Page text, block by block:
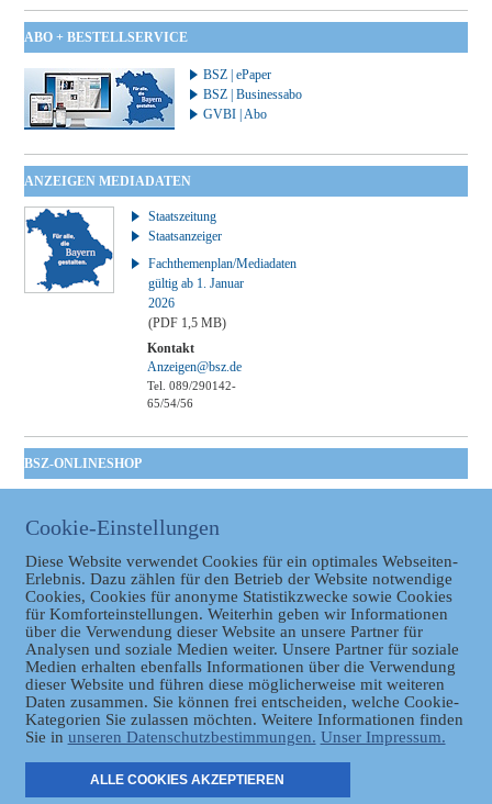
ABO + BESTELLSERVICE
BSZ | ePaper
BSZ | Businessabo
GVBI | Abo
ANZEIGEN MEDIADATEN
Staatszeitung
Staatsanzeiger
Fachthemenplan/Mediadaten
gültig ab 1. Januar
2026
(PDF 1,5 MB)
Kontakt
Anzeigen@bsz.de
Tel. 089/290142-
65/54/56
BSZ-ONLINESHOP
Taschenbuch
GVBl | Einbanddecke
Datenschutz
Cookie-Einstellungen
Diese Website verwendet Cookies für ein optimales Webseiten-
Erlebnis. Dazu zählen für den Betrieb der Website notwendige
Cookies, Cookies für anonyme Statistikzwecke sowie Cookies
für Komforteinstellungen. Weiterhin geben wir Informationen
über die Verwendung dieser Website an unsere Partner für
Analysen und soziale Medien weiter. Unsere Partner für soziale
Medien erhalten ebenfalls Informationen über die Verwendung
dieser Website und führen diese möglicherweise mit weiteren
Daten zusammen. Sie können frei entscheiden, welche Cookie-
Kategorien Sie zulassen möchten. Weitere Informationen finden
Sie in unseren Datenschutzbestimmungen. Unser Impressum.
ALLE COOKIES AKZEPTIEREN